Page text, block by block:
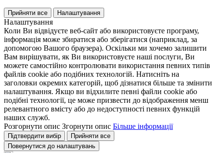
Прийняти все Налаштування
Налаштування
Коли Ви відвідуєте веб-сайт або використовуєте програму,
інформація може збиратися або зберігатися (наприклад, за
допомогою Вашого браузера). Оскільки ми хочемо залишити
Вам вирішувати, як Ви використовуєте наші послуги, Ви
можете самостійно контролювати використання певних типів
файлів cookie або подібних технологій. Натисніть на
заголовки окремих категорій, щоб дізнатися більше та змінити
налаштування. Якщо ви відхилите певні файли cookie або
подібні технології, це може призвести до відображення менш
релевантного вмісту або до недоступності певних функцій
наших служб.
Розгорнути опис Згорнути опис Більше інформації
Підтвердити вибір
Прийняти все
Повернутися до налаштувань